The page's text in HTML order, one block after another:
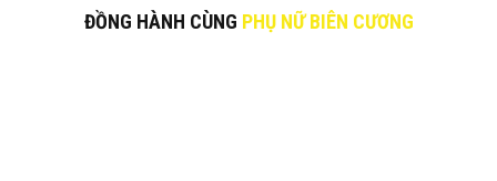
ĐỒNG HÀNH CÙNG PHỤ NỮ BIÊN CƯƠNG